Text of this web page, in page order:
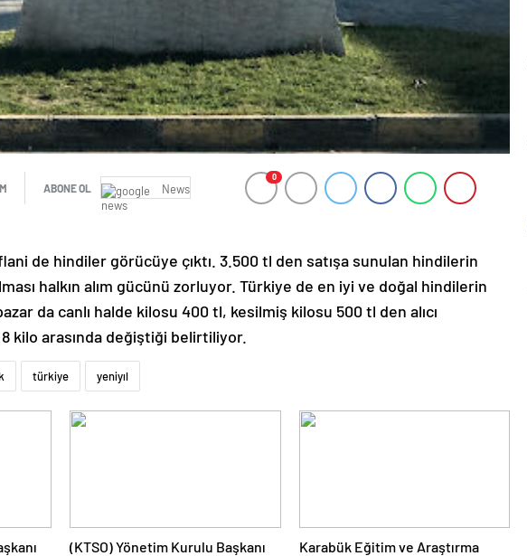
ABONE OL News
0
de hindiler görücüye çıktı. 3.500 tl den satışa sunulan hindilerin
halkın alım gücünü zorluyor. Türkiye de en iyi ve doğal hindilerin
da canlı halde kilosu 400 tl, kesilmiş kilosu 500 tl den alıcı
kilo arasında değiştiği belirtiliyor.
türkiye yeniyıl
(KTSO) Yönetim Kurulu Başkanı
Karabük Eğitim ve Araştırma